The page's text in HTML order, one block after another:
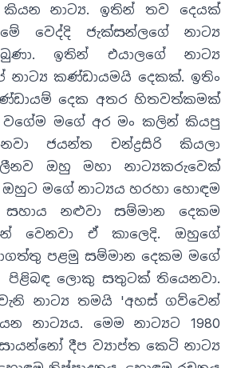
කියන නාට්‍ය. ඉතින් තව දෙයක්
වෙද්දි ජැක්සන්ලගේ නාට්‍ය
ඉතින් එයාලගේ නාට්‍ය
නාට්‍ය කණ්ඩායමයි දෙකක්.ඉතිං
දෙක අතර හිතවත්කමක්
වගේම මගේ අර මං කලින් කියපු
ජයන්ත චන්ද්‍රසිරි කියලා
ඔහු මහා නාට්‍යකරුවෙක්
ඔහුට මගේ නාට්‍යය හරහා හොඳම
නළුවා සම්මාන දෙකම
වෙනවා ඒ කාලෙදි.ඔහුගේ
පළමු සම්මාන දෙකම මගේ
පිළිබඳ ලොකු සතුටක් තියෙනවා.
නාට්‍ය තමයි 'අහස් ගව්වෙන්
යන නාට්‍යය. මෙම නාට්‍යට 1980
දීප ව්‍යාප්ත කෙටි නාට්‍ය